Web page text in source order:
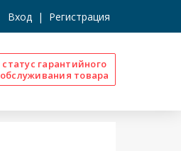
Вход | Регистрация
статус гарантийного
обслуживания товара